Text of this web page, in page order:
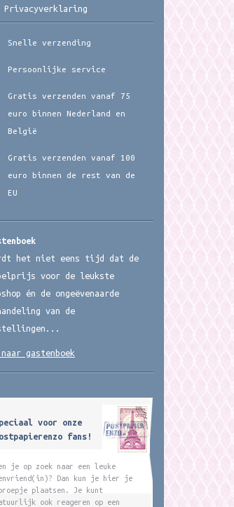
Privacyverklaring
Snelle verzending
Persoonlijke service
Gratis verzenden vanaf 75
euro binnen Nederland en
België
Gratis verzenden vanaf 100
euro binnen de rest van de
EU
het niet eens tijd dat de
voor de leukste
én de ongeëvenaarde
van de
naar gastenboek
voor onze
fans!
je op zoek naar een leuke
Dan kun je hier je
plaatsen. Je kunt
ook reageren op een